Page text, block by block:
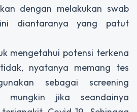
dengan melakukan swab
diantaranya yang patut
mengetahui potensi terkena
nyatanya memang tes
sebagai screening
mungkin jika seandainya